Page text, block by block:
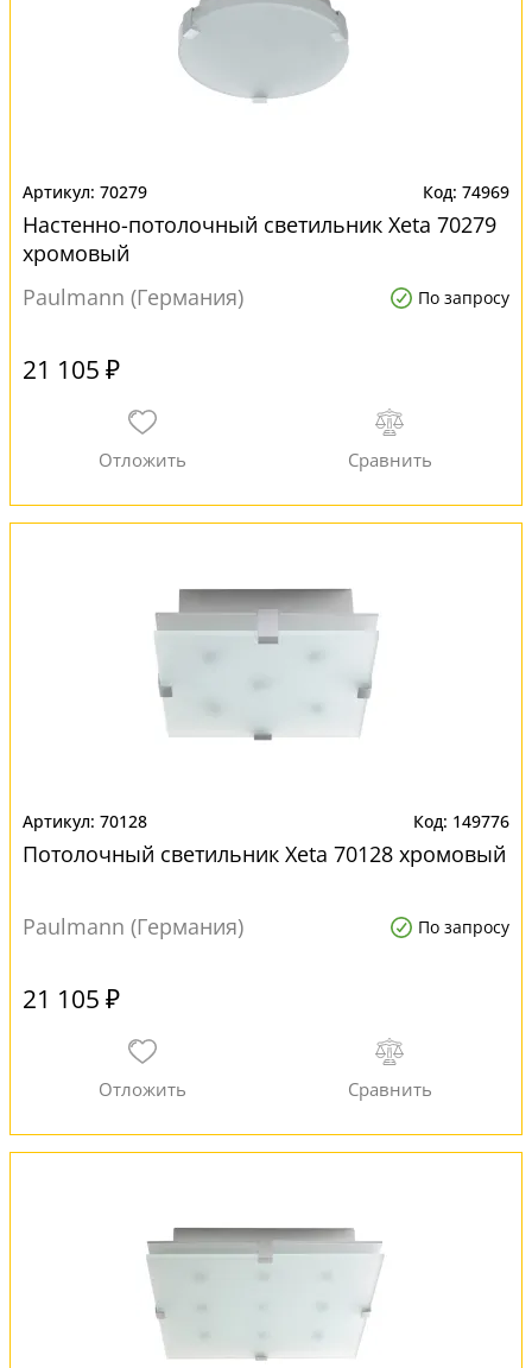
70279 74969
Настенно-потолочный светильник Xeta 70279
хромовый
Paulmann (Германия)
По запросу
21 105 ₽
70128 149776
Потолочный светильник Xeta 70128 хромовый
Paulmann (Германия) По запросу
21 105 ₽